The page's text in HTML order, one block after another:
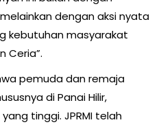
dengan aksi nyata
kebutuhan masyarakat
Ceria”.
pemuda dan remaja
di Panai Hilir,
tinggi. JPRMI telah